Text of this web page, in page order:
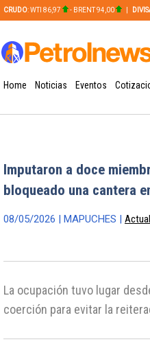
CRUDO: WTI 86,97 - BRENT 94,00
Home Noticias Eventos
Imputaron a doce
bloqueado una cantera
08/05/2026 | MAPUCHES |
La ocupación tuvo lugar
coerción para evitar la